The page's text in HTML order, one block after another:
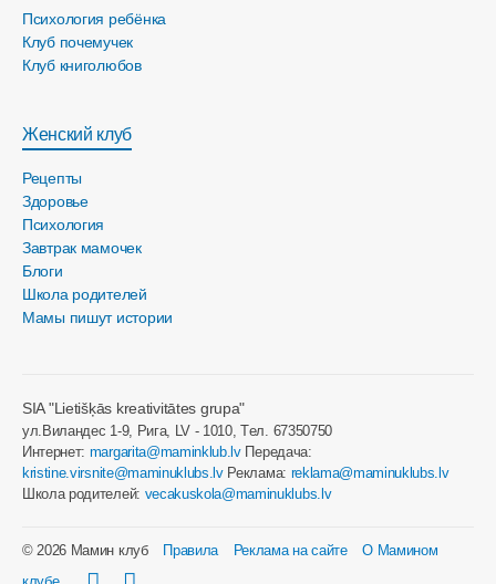
Психология ребёнка
Клуб почемучек
Клуб книголюбов
Женский клуб
Рецепты
Здоровье
Психология
Завтрак мамочек
Блоги
Школа родителей
Мамы пишут истории
SIA "Lietišķās kreativitātes grupa"
ул.Виландес 1-9, Рига, LV - 1010, Tел. 67350750
Интернет: margarita@maminklub.lvПередача:
kristine.virsnite@maminuklubs.lvРеклама: reklama@maminuklubs.lv
Школа родителей: vecakuskola@maminuklubs.lv
© 2026 Мамин клуб Правила Реклама на сайте
О Мамином